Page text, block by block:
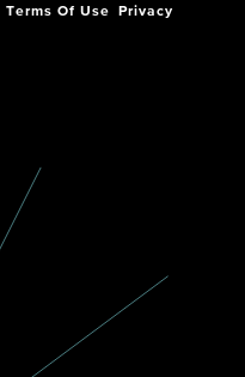
Terms Of Use
Privacy